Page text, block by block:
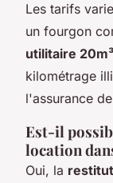
Les tarifs
un fourgon
utilitaire 20m³
kilométrage
l'assurance
Est-il
location
Oui, la